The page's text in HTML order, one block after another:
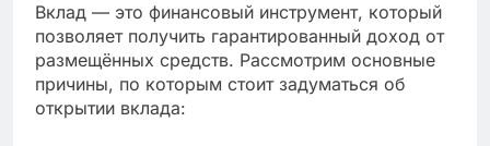
Вклад — это финансовый инструмент, который
позволяет получить гарантированный доход от
размещённых средств. Рассмотрим основные
причины, по которым стоит задуматься об
открытии вклада: